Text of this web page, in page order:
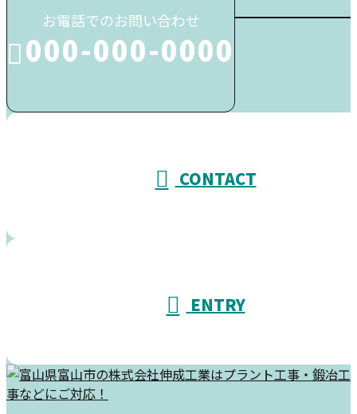
お電話でのお問い合わせ
000-000-0000
CONTACT
ENTRY